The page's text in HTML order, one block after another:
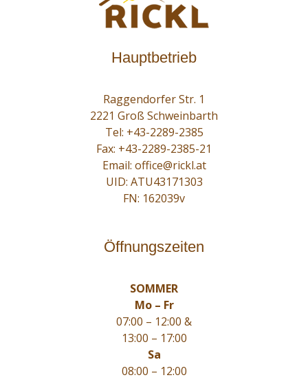
Hauptbetrieb
Raggendorfer Str. 1
2221 Groß Schweinbarth
Tel: +43-2289-2385
Fax: +43-2289-2385-21
Email: office@rickl.at
UID: ATU43171303
FN: 162039v
Öffnungszeiten
SOMMER
Mo – Fr
07:00 – 12:00 &
13:00 – 17:00
Sa
08:00 – 12:00